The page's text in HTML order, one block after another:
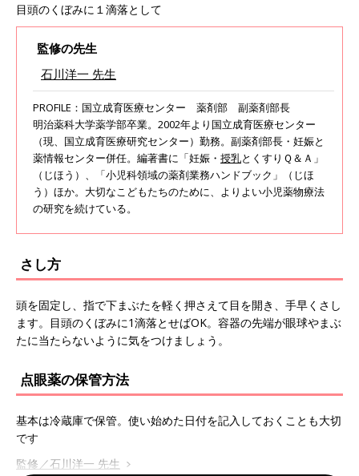
目頭のくぼみに１滴落として
監修の先生
石川洋一 先生
PROFILE：国立成育医療センター 薬剤部 副薬剤部長
明治薬科大学薬学部卒業。2002年より国立成育医療センター
（現、国立成育医療研究センター）勤務。副薬剤部長・妊娠と
薬情報センター併任。編著書に「妊娠・ 授乳とくすりＱ＆Ａ」
（じほう）、「小児科領域の薬剤業務ハンドブック」（じほ
う）ほか。大切なこどもたちのために、よりよい小児薬物療法
の研究を続けている。
さし方
頭を固定し、指で下まぶたを軽く押さえて目を開き、手早くさし
ます。目頭のくぼみに1滴落とせばOK。容器の先端が眼球やまぶ
たに当たらないように気をつけましょう。
点眼薬の保管方法
基本は冷蔵庫で保管。使い始めた日付を記入しておくことも大切
です
監修／石川洋一 先生